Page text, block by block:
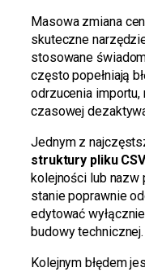
Masowa zmiana
skuteczne
stosowane
często popełniają
odrzucenia importu,
czasowej
Jednym z
struktury pliku
kolejności lub
stanie poprawnie
edytować
budowy technicznej.
Kolejnym błędem